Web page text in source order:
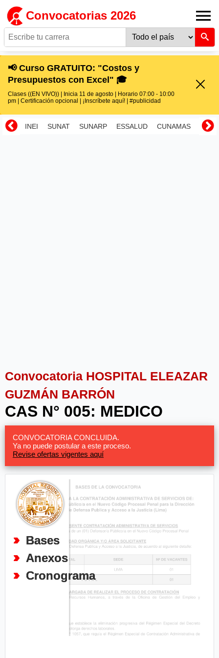
Convocatorias 2026
📢 Curso GRATUITO: "Costos y
Presupuestos con Excel" 🎓
Clases ((EN VIVO)) | Inicia 11 de agosto | Horario 07:00 - 10:00
pm | Certificación opcional | ¡Inscríbete aquí! | #publicidad
INEI SUNAT SUNARP ESSALUD CUNAMAS
Convocatoria HOSPITAL ELEAZAR
GUZMÁN BARRÓN
CAS N° 005: MEDICO
CONVOCATORIA CONCLUIDA.
Ya no puede postular a este proceso.
Revise ofertas vigentes aquí
Bases
Anexos
Cronograma